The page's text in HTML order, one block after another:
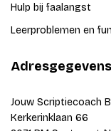
Hulp bij faalangst
Leerproblemen en
Adresgegevens
Jouw Scriptiecoach
Kerkerinklaan 66